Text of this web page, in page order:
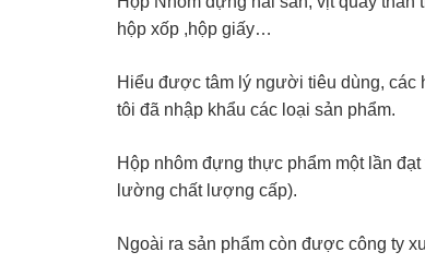
hộp xốp ,hộp giấy…
Hiểu được tâm lý người tiêu dùng, các
tôi đã nhập khẩu các loại sản phẩm.
Hộp nhôm đựng thực phẩm một lần
lường chất lượng cấp).
Ngoài ra sản phẩm còn được công ty